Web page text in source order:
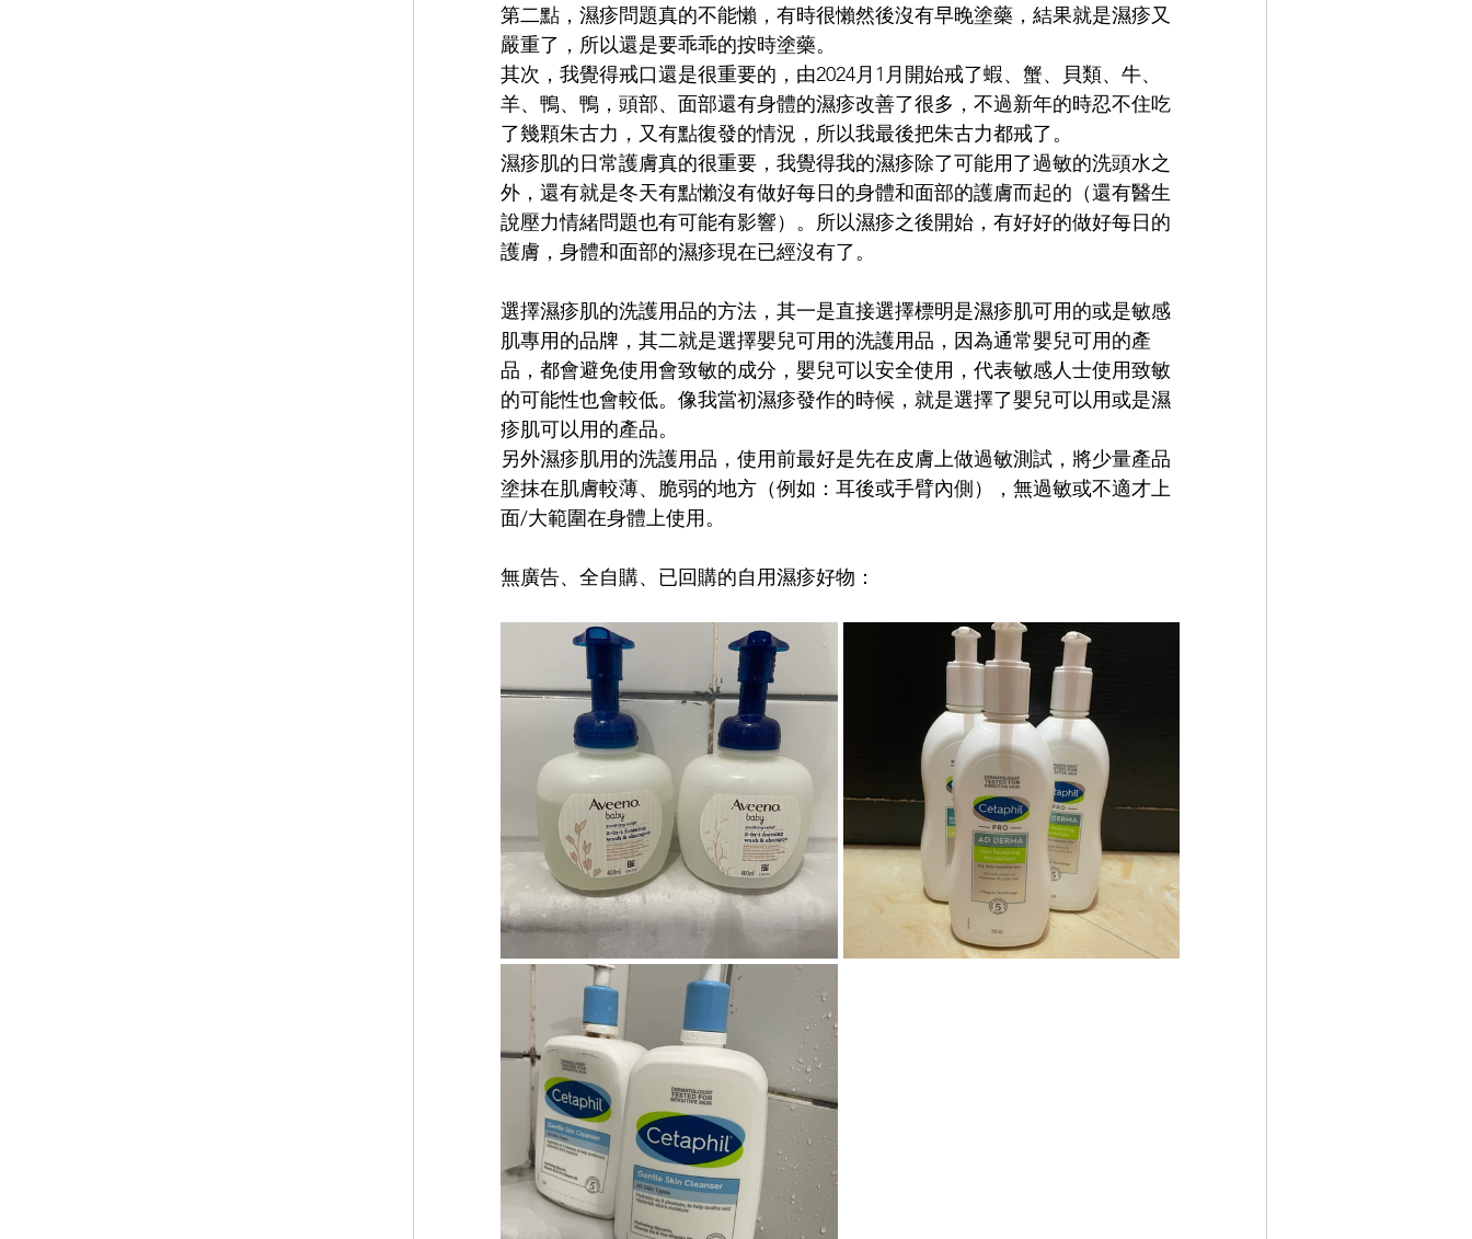
第二點，濕疹問題真的不能懶，有時很懶然後沒有早晚塗藥，結果就是濕疹又
嚴重了，所以還是要乖乖的按時塗藥。
其次，我覺得戒口還是很重要的，由2024月1月開始戒了蝦、蟹、貝類、牛、
羊、鴨、鴨，頭部、面部還有身體的濕疹改善了很多，不過新年的時忍不住吃
了幾顆朱古力，又有點復發的情況，所以我最後把朱古力都戒了。
濕疹肌的日常護膚真的很重要，我覺得我的濕疹除了可能用了過敏的洗頭水之
外，還有就是冬天有點懶沒有做好每日的身體和面部的護膚而起的（還有醫生
說壓力情緒問題也有可能有影響）。所以濕疹之後開始，有好好的做好每日的
護膚，身體和面部的濕疹現在已經沒有了。
選擇濕疹肌的洗護用品的方法，其一是直接選擇標明是濕疹肌可用的或是敏感
肌專用的品牌，其二就是選擇嬰兒可用的洗護用品，因為通常嬰兒可用的產
品，都會避免使用會致敏的成分，嬰兒可以安全使用，代表敏感人士使用致敏
的可能性也會較低。像我當初濕疹發作的時候，就是選擇了嬰兒可以用或是濕
疹肌可以用的產品。
另外濕疹肌用的洗護用品，使用前最好是先在皮膚上做過敏測試，將少量產品
塗抹在肌膚較薄、脆弱的地方（例如：耳後或手臂內側），無過敏或不適才上
面/大範圍在身體上使用。
無廣告、全自購、已回購的自用濕疹好物：